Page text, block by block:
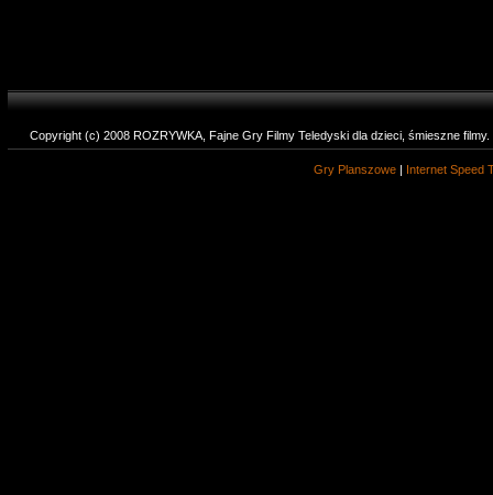
Copyright (c) 2008 ROZRYWKA, Fajne Gry Filmy Teledyski dla dzieci, śmieszne
Gry Planszowe | Internet Speed